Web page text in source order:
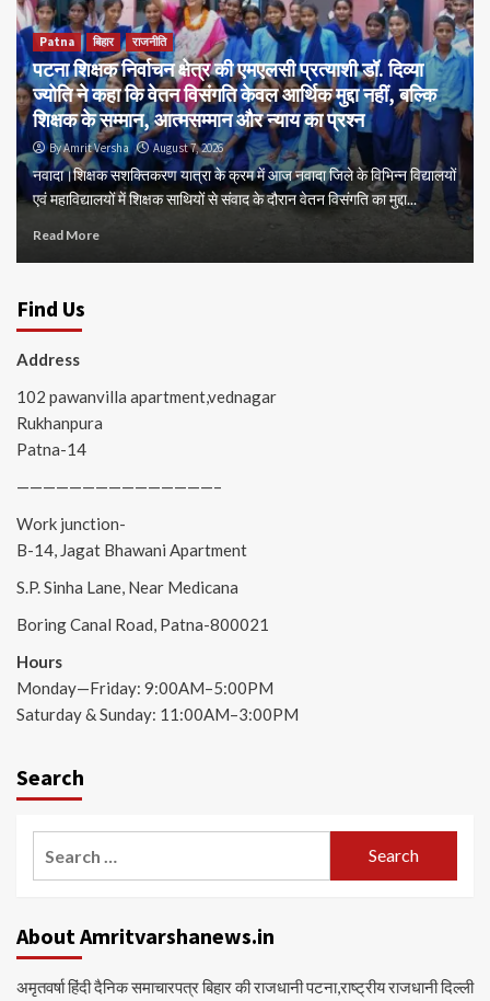
Patna बिहार राजनीति
पटना शिक्षक निर्वाचन क्षेत्र की एमएलसी प्रत्याशी डॉ. दिव्या
ज्योति ने कहा कि वेतन विसंगति केवल आर्थिक मुद्दा नहीं, बल्कि
शिक्षक के सम्मान, आत्मसम्मान और न्याय का प्रश्न
By Amrit Versha August 7, 2026
नवादा।शिक्षक सशक्तिकरण यात्रा के क्रम में आज नवादा जिले के विभिन्न विद्यालयों
एवं महाविद्यालयों में शिक्षक साथियों से संवाद के दौरान वेतन विसंगति का मुद्दा...
Read More
Find Us
Address
102 pawanvilla apartment,vednagar
Rukhanpura
Patna-14
———————————————–
Work junction-
B-14, Jagat Bhawani Apartment
S.P. Sinha Lane, Near Medicana
Boring Canal Road, Patna-800021
Hours
Monday—Friday: 9:00AM–5:00PM
Saturday & Sunday: 11:00AM–3:00PM
Search
About Amritvarshanews.in
अमृतवर्षा हिंदी दैनिक समाचारपत्र बिहार की राजधानी पटना,राष्ट्रीय राजधानी दिल्ली